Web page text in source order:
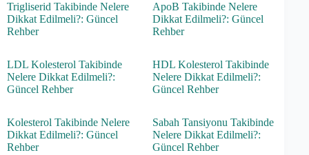
Trigliserid Takibinde Nelere
Dikkat Edilmeli?: Güncel
Rehber
ApoB Takibinde Nelere
Dikkat Edilmeli?: Güncel
Rehber
LDL Kolesterol Takibinde
Nelere Dikkat Edilmeli?:
Güncel Rehber
HDL Kolesterol Takibinde
Nelere Dikkat Edilmeli?:
Güncel Rehber
Kolesterol Takibinde Nelere
Dikkat Edilmeli?: Güncel
Rehber
Sabah Tansiyonu Takibinde
Nelere Dikkat Edilmeli?:
Güncel Rehber